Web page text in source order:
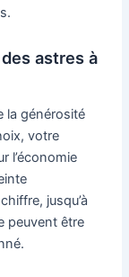
astres à
la générosité
votre
l’économie
jusqu’à
peuvent être